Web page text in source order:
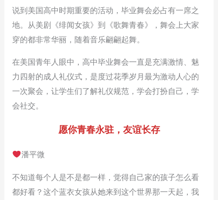
说到美国高中时期重要的活动，毕业舞会必占有一席之
地。从美剧《绯闻女孩》到《歌舞青春》，舞会上大家
穿的都非常华丽，随着音乐翩翩起舞。
在美国青年人眼中，高中毕业舞会一直是充满激情、魅
力四射的成人礼仪式，是度过花季岁月最为激动人心的
一次聚会，让学生们了解礼仪规范，学会打扮自己，学
会社交。
愿你青春永驻，友谊长存
潘平微
不知道每个人是不是都一样，觉得自己家的孩子怎么看
都好看？这个蓝衣女孩从她来到这个世界那一天起，我